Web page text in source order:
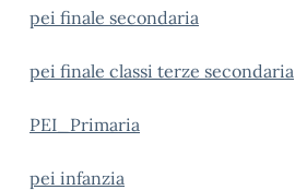
pei finale secondaria
pei finale classi terze secondaria
PEI_Primaria
pei infanzia